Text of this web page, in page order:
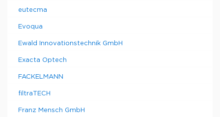
eutecma
Evoqua
Ewald Innovationstechnik GmbH
Exacta Optech
FACKELMANN
filtraTECH
Franz Mensch GmbH